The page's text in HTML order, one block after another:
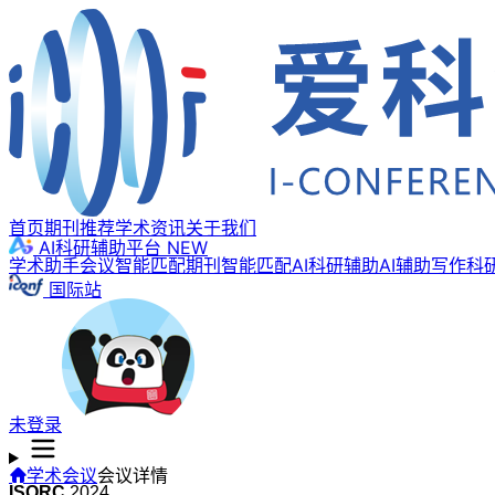
首页期刊推荐学术资讯关于我们
AI科研辅助平台 NEW
学术助手会议智能匹配期刊智能匹配AI科研辅助AI辅助写作科
国际站
未登录
学术会议会议详情